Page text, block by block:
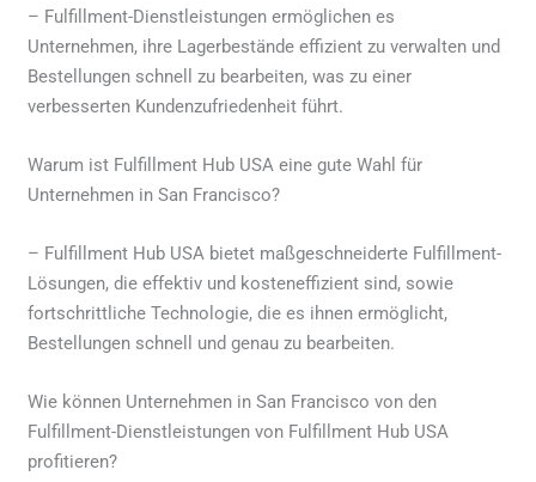
– Fulfillment-Dienstleistungen ermöglichen es
Unternehmen, ihre Lagerbestände effizient zu verwalten und
Bestellungen schnell zu bearbeiten, was zu einer
verbesserten Kundenzufriedenheit führt.
Warum ist Fulfillment Hub USA eine gute Wahl für
Unternehmen in San Francisco?
– Fulfillment Hub USA bietet maßgeschneiderte Fulfillment-
Lösungen, die effektiv und kosteneffizient sind, sowie
fortschrittliche Technologie, die es ihnen ermöglicht,
Bestellungen schnell und genau zu bearbeiten.
Wie können Unternehmen in San Francisco von den
Fulfillment-Dienstleistungen von Fulfillment Hub USA
profitieren?